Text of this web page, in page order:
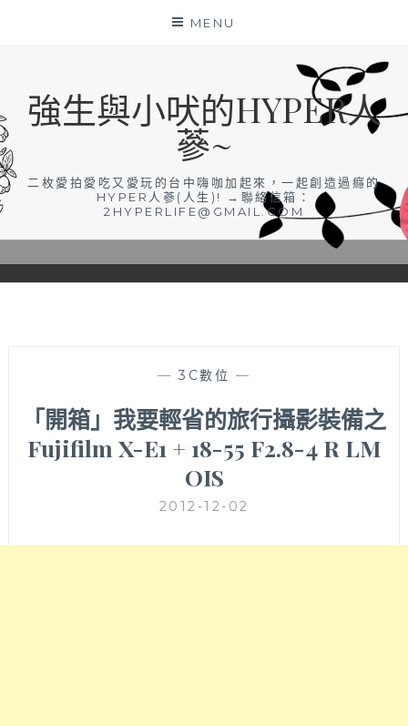
MENU
強生與小吠的HYPER人
蔘~
二枚愛拍愛吃又愛玩的台中嗨咖加起來，一起創造過癮的
HYPER人蔘(人生)! →聯絡信箱：
2HYPERLIFE@GMAIL.COM
— 3C數位 —
「開箱」我要輕省的旅行攝影裝備之
Fujifilm X-E1 + 18-55 F2.8-4 R LM
OIS
2012-12-02